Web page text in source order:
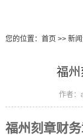
您的位置： 首页 >> 新
福
作者：
福州刻章财